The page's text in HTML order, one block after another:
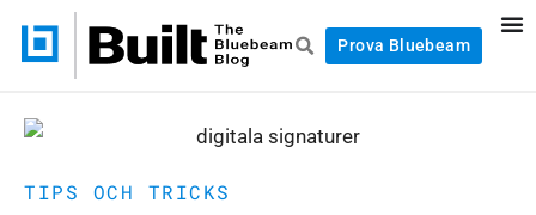
Prova Bluebeam
TIPS OCH TRICKS